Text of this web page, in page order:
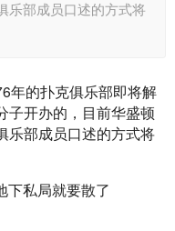
乐部成员口述的方式将
年的扑克俱乐部即将解
子开办的，目前华盛顿
乐部成员口述的方式将